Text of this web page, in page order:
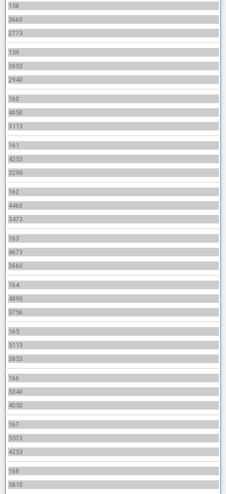
158
3660
2773
159
3853
2940
160
4050
3113
161
4253
3290
162
4460
3473
163
4673
3660
164
4890
3756
165
5113
3853
166
5340
4050
167
5573
4253
168
5810